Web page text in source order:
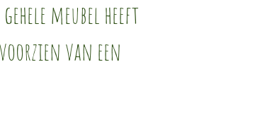
meubel heeft
van een